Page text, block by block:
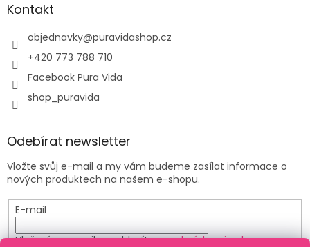
Kontakt
objednavky@puravidashop.cz
+420 773 788 710
Facebook Pura Vida
shop_puravida
Odebírat newsletter
Vložte svůj e-mail a my vám budeme zasílat informace o
nových produktech na našem e-shopu.
E-mail
Vložením e-mailu souhlasíte spodmínkami ochrany